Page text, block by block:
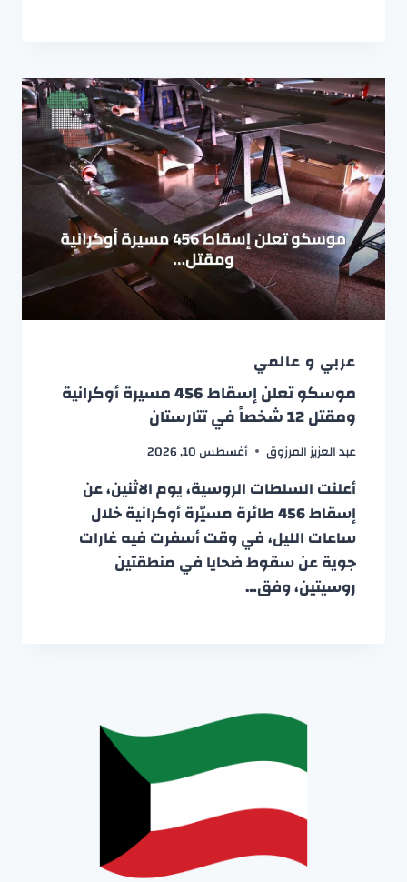
عربي و عالمي
موسكو تعلن إسقاط 456 مسيرة أوكرانية
ومقتل 12 شخصاً في تتارستان
عبد العزيز المرزوق أغسطس 10, 2026
أعلنت السلطات الروسية، يوم الاثنين، عن
إسقاط 456 طائرة مسيّرة أوكرانية خلال
ساعات الليل، في وقت أسفرت فيه غارات
جوية عن سقوط ضحايا في منطقتين
روسيتين، وفق…